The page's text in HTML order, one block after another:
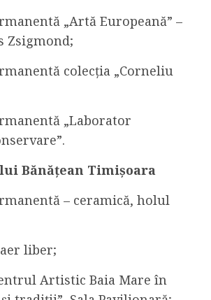
„Artă Europeană” –
Zsigmond;
colecția „Corneliu
„Laborator
Bănățean Timișoara
– ceramică, holul
liber;
Artistic Baia Mare în